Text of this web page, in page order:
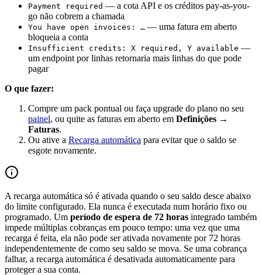
Payment required — a cota API e os créditos pay-as-you-
go não cobrem a chamada
You have open invoices: … — uma fatura em aberto
bloqueia a conta
Insufficient credits: X required, Y available —
um endpoint por linhas retornaria mais linhas do que pode
pagar
O que fazer:
Compre um pack pontual ou faça upgrade do plano no seu
painel, ou quite as faturas em aberto em Definições →
Faturas.
Ou ative a Recarga automática para evitar que o saldo se
esgote novamente.
A recarga automática só é ativada quando o seu saldo desce abaixo
do limite configurado. Ela nunca é executada num horário fixo ou
programado. Um período de espera de 72 horas integrado também
impede múltiplas cobranças em pouco tempo: uma vez que uma
recarga é feita, ela não pode ser ativada novamente por 72 horas
independentemente de como seu saldo se mova. Se uma cobrança
falhar, a recarga automática é desativada automaticamente para
proteger a sua conta.